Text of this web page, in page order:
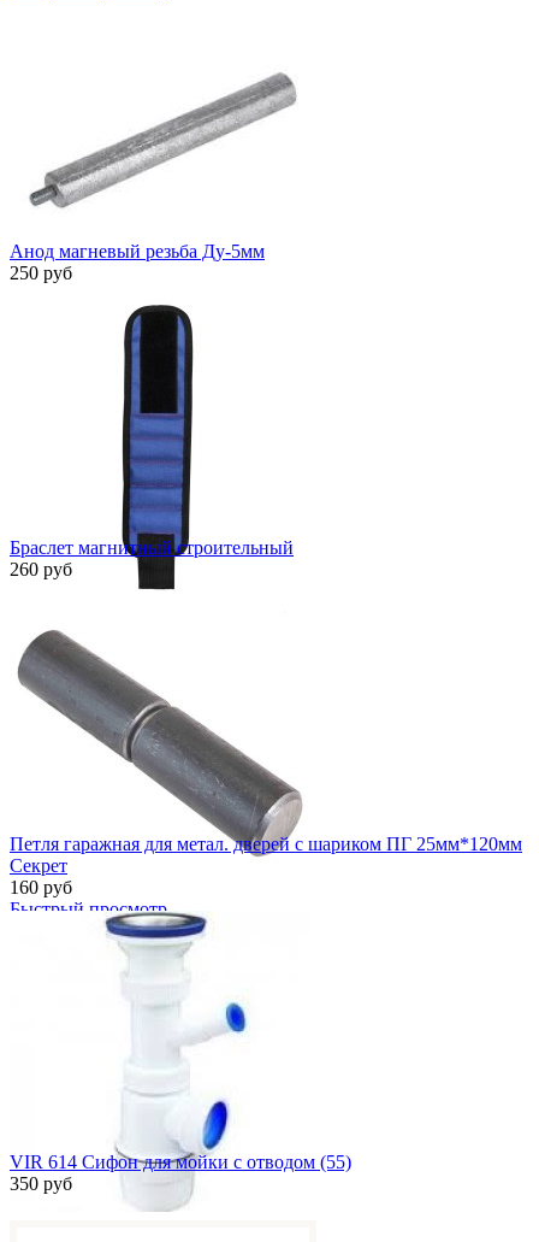
Быстрый просмотр
Анод магневый резьба Ду-5мм
250 руб
Браслет магнитный строительный
260 руб
Быстрый просмотр
Петля гаражная для метал. дверей с шариком ПГ 25мм*120мм
Секрет
160 руб
VIR 614 Сифон для мойки с отводом (55)
350 руб